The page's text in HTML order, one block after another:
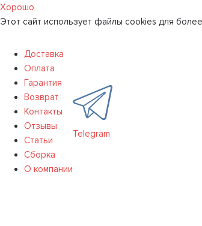
Хорошо
Этот сайт использует файлы cookies для
Доставка
Оплата
Гарантия
Возврат
Контакты
Отзывы
Статьи
Сборка
О компании
Telegram